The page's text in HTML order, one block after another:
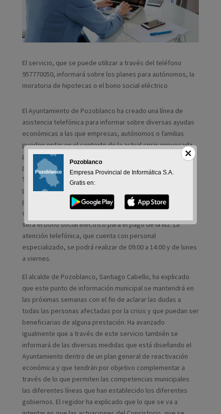
El servicio, que se puede utilizar a través del teléfono
957770050, informará sobre los planes para autónomos, la
moratoria de hipotecas o el bono social eléctrico
El Ayuntamiento de Pozoblanco ha creado una línea de
asistencia telefónica para informar sobre diversas ayudas
económicas a las que empresas, autónomos o familias
pueden optar en el contexto de la actual crisis provocada
por el coronavirus. En concreto, el servicio se prestará a
partir del próximo lunes 20 de abril a través del número
957770050 y mediante el mismo se podrán conocer los
procesos para diversas ayudas como los distintos planes
para autónomos o la moratoria de deuda hipotecaria. Otra
de las prestaciones sobre las que se ofrecerá información
será el bono social eléctrico para el pago de la luz. La
atención telefónica, que cuenta con personal
especializado, se podrá realizar de 09:00 a 14:00 y de lunes
a viernes.
El alcalde de Pozoblanco, Santiago Cabello, ha explicado
que este punto de información municipal se mantendrá en
las próximas semanas con el fin de aclarar las dudas a
todas las personas afectadas por la crisis y que puedan ser
beneficiarias de alguna prestación. Ha avanzado
igualmente que a través de este servicio también se
informará de las diversas medidas que está diseñando el
Ayuntamiento dentro de un plan general de reactivación
económica y que tendrán por objetivo complementar a
través de lo que permiten las competencias municipales
las diferentes líneas que han establecido los diferentes
gobiernos. El regidor ha explicado que lo que se va a
Pozoblanco
Empresa Provincial de Informática S.A.
Gratis en: